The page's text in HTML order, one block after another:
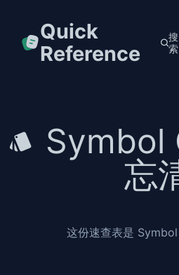
Quick
Reference
搜
索
Symbol
忘
这份速查表是